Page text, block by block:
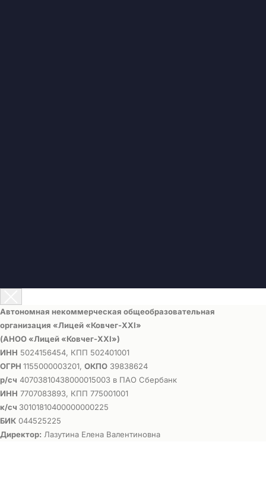
Автономная некоммерческая общеобразовательная
организация «Лицей «Ковчег-ХХI»
(АНОО «Лицей «Ковчег-ХХI»)
ИНН 5024156454, КПП 502401001
ОГРН 1155000003201, ОКПО 39838624
р/сч 40703810438000015003 в ПАО Сбербанк
ИНН 7707083893, КПП 775001001
к/сч 30101810400000000225
БИК 044525225
Директор: Лазутина Елена Валентиновна